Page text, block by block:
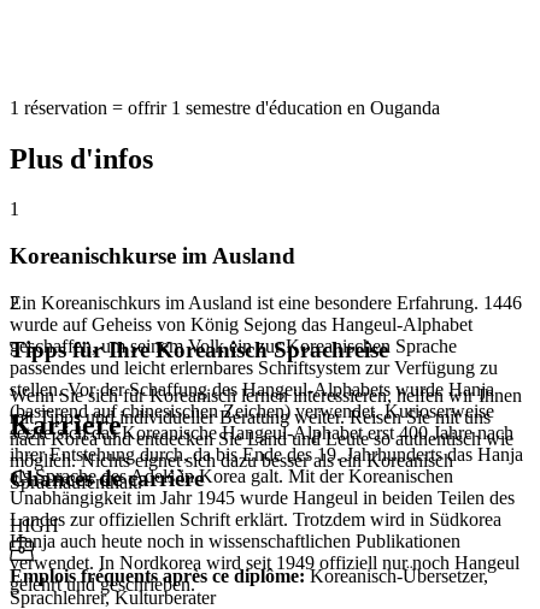
1 réservation = offrir 1 semestre d'éducation en Ouganda
Plus d'infos
1
Koreanischkurse im Ausland
Ein Koreanischkurs im Ausland ist eine besondere Erfahrung. 1446
wurde auf Geheiss von König Sejong das Hangeul-Alphabet
geschaffen, um seinem Volk ein zur Koreanischen Sprache
passendes und leicht erlernbares Schriftsystem zur Verfügung zu
stellen. Vor der Schaffung des Hangeul-Alphabets wurde Hanja
(basierend auf chinesischen Zeichen) verwendet. Kurioserweise
setzte sich das Koreanische Hangeul-Alphabet erst 400 Jahre nach
ihrer Entstehung durch, da bis Ende des 19. Jahrhunderts das Hanja
als Sprache des Adels in Korea galt. Mit der Koreanischen
Unabhängigkeit im Jahr 1945 wurde Hangeul in beiden Teilen des
Landes zur offiziellen Schrift erklärt. Trotzdem wird in Südkorea
Hanja auch heute noch in wissenschaftlichen Publikationen
verwendet. In Nordkorea wird seit 1949 offiziell nur noch Hangeul
gelehrt und geschrieben.
2
Tipps für Ihre Koreanisch Sprachreise
Wenn Sie sich für Koreanisch lernen interessieren, helfen wir Ihnen
mit Tipps und individueller Beratung weiter. Reisen Sie mit uns
nach Korea und entdecken Sie Land und Leute so authentisch wie
möglich. Nichts eignet sich dazu besser als ein Koreanisch
Sprachaufenthalt.
Karriere
Chances de carrière
HIGH
Emplois fréquents après ce diplôme: Koreanisch-Übersetzer,
Sprachlehrer, Kulturberater